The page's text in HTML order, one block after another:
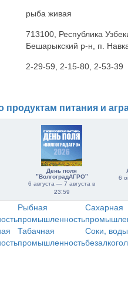
рыба живая
713100, Республика
Бешарыкский р-н, п.
2-29-59, 2-15-80, 2-53-39
продуктам питания и
День поля
"ВолгоградАГРО"
6 августа — 7 августа в
23:59
6
Рыбная
промышленность
Сахарная
Табачная
промышленность
Соки,